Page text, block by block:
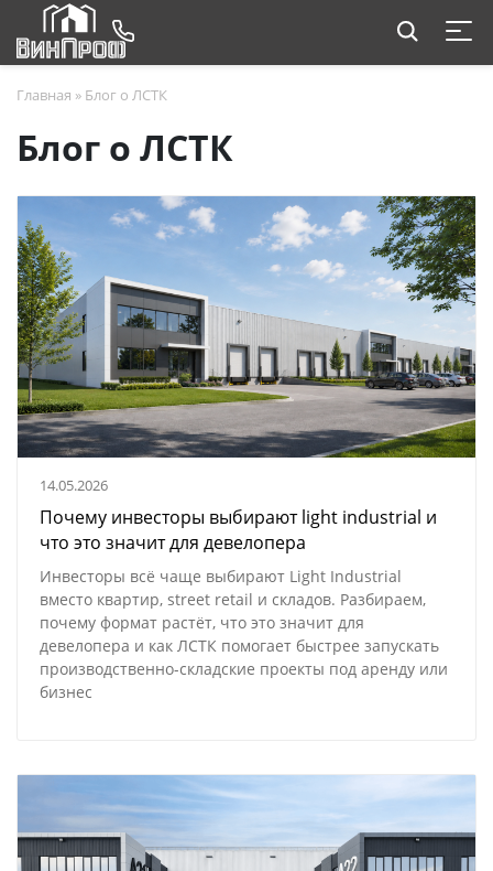
Главная » Блог о ЛСТК
Блог о ЛСТК
14.05.2026
Почему инвесторы выбирают light industrial и
что это значит для девелопера
Инвесторы всё чаще выбирают Light Industrial
вместо квартир, street retail и складов. Разбираем,
почему формат растёт, что это значит для
девелопера и как ЛСТК помогает быстрее запускать
производственно-складские проекты под аренду или
бизнес